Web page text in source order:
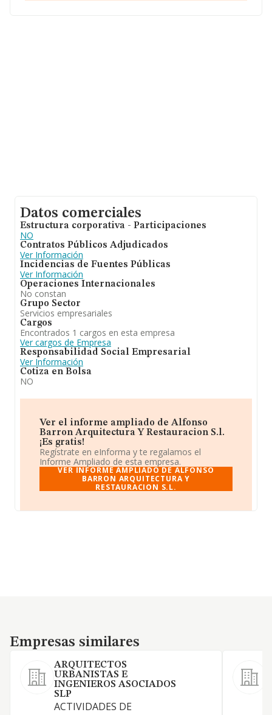
Datos comerciales
Estructura corporativa - Participaciones
NO
Contratos Públicos Adjudicados
Ver Información
Incidencias de Fuentes Públicas
Ver Información
Operaciones Internacionales
No constan
Grupo Sector
Servicios empresariales
Cargos
Encontrados 1 cargos en esta empresa
Ver cargos de Empresa
Responsabilidad Social Empresarial
Ver Información
Cotiza en Bolsa
NO
Ver el informe ampliado de Alfonso
Barron Arquitectura Y Restauracion S.l.
¡Es gratis!
Regístrate en eInforma y te regalamos el
Informe Ampliado de esta empresa.
VER INFORME AMPLIADO DE ALFONSO
BARRON ARQUITECTURA Y
RESTAURACION S.L.
Empresas similares
Empresas similares
ARQUITECTOS
URBANISTAS E
INGENIEROS ASOCIADOS
SLP
ACTIVIDADES DE